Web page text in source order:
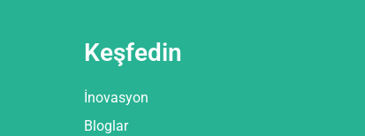
Keşfedin
İnovasyon
Bloglar